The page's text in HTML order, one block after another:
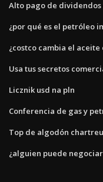
Alto pago de
¿por qué es el petróleo
¿costco cambia el aceite
Usa tus secretos
Licznik usd na pln
Conferencia de gas y
Top de algodón
¿alguien puede negociar